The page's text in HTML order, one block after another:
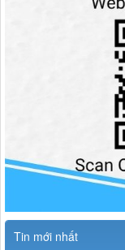
Tin mới nhất